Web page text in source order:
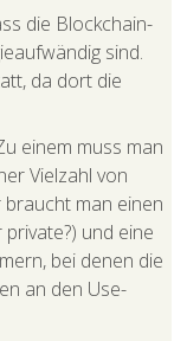
die Blockchain-
sind.
da dort die
einem muss man
Vielzahl von
man einen
und eine
bei denen die
an den Use-